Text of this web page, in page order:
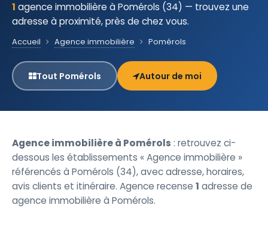
1 agence immobilière à Pomérols (34) — trouvez une
adresse à proximité, près de chez vous.
Accueil Agence immobilière Pomérols
Tout Pomérols Autour de moi
Agence immobilière à Pomérols : retrouvez ci-
dessous les établissements « Agence immobilière »
référencés à Pomérols (34), avec adresse, horaires,
avis clients et itinéraire. Agence recense 1 adresse de
agence immobilière à Pomérols.